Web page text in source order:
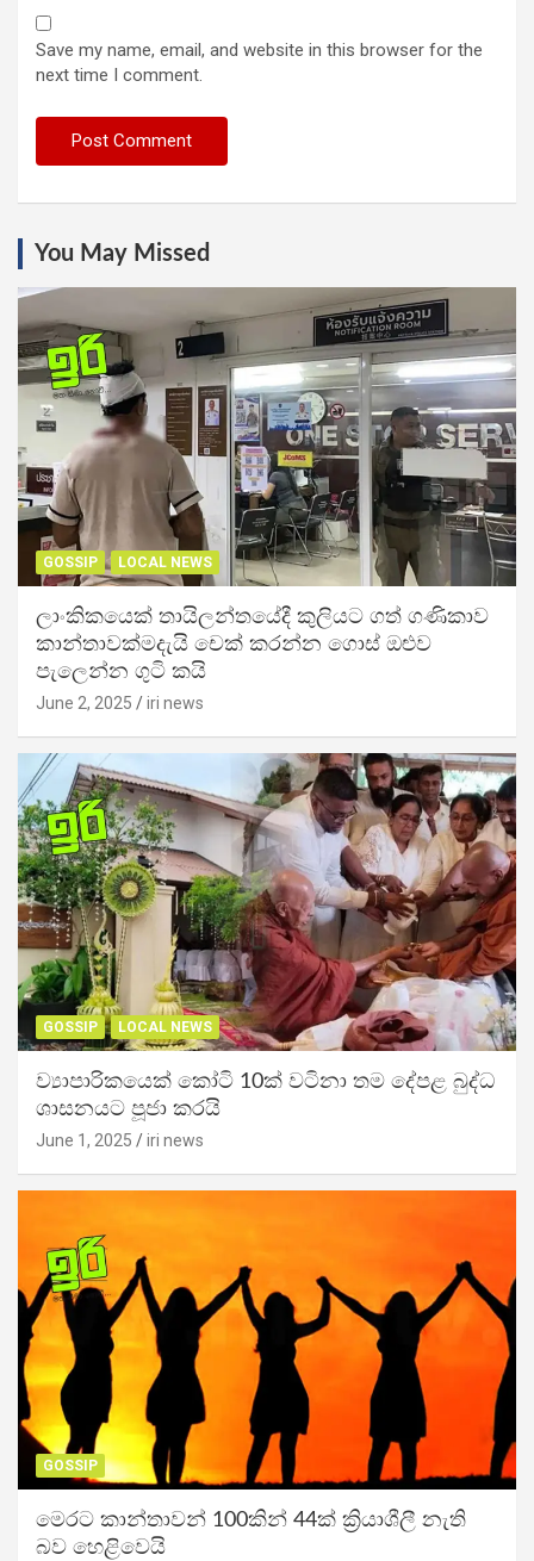
Save my name, email, and website in this browser for the
next time I comment.
You May Missed
GOSSIP LOCAL NEWS
ලාංකිකයෙක් තායිලන්තයේදී කුලියට ගත් ගණිකාව
කාන්තාවක්මදැයි චෙක් කරන්න ගොස් ඔළුව
පැලෙන්න ගුටි කයි
June 2, 2025 iri news
GOSSIP LOCAL NEWS
ව්‍යාපාරිකයෙක් කෝටි 10ක් වටිනා තම දේපළ බුද්ධ
ශාසනයට පූජා කරයි
June 1, 2025 iri news
GOSSIP
මෙරට කාන්තාවන් 100කින් 44ක් ක්‍රියාශීලී නැති
බව හෙළිවෙයි